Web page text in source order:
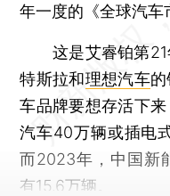
年一度的《全球汽车
这是艾睿铂第21
特斯拉和理想汽车
车品牌要想存活下
汽车40万辆或插电
而2023年，中国新
有15.6万辆。